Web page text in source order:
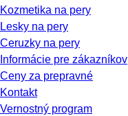
Kozmetika na pery
Lesky na pery
Ceruzky na pery
Informácie pre zákazníkov
Ceny za prepravné
Kontakt
Vernostný program